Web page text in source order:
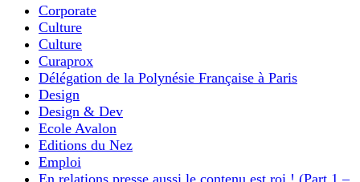
Corporate
Culture
Culture
Curaprox
Délégation de la Polynésie Française à Paris
Design
Design & Dev
Ecole Avalon
Editions du Nez
Emploi